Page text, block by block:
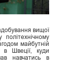
вищої
майбутній
в Швеції, куди
навчатись в